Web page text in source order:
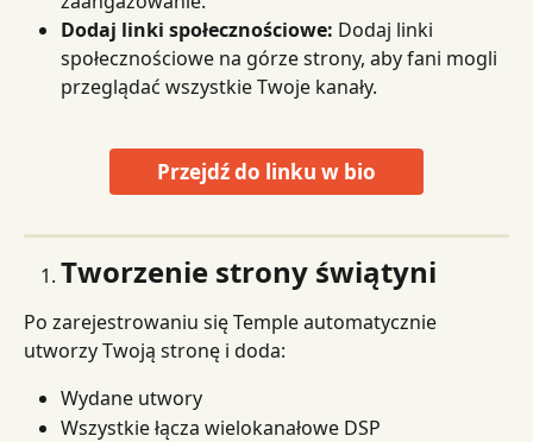
Dodaj linki społecznościowe: Dodaj linki
społecznościowe na górze strony, aby fani mogli
przeglądać wszystkie Twoje kanały.
Przejdź do linku w bio
Tworzenie strony świątyni
Po zarejestrowaniu się Temple automatycznie
utworzy Twoją stronę i doda:
Wydane utwory
Wszystkie łącza wielokanałowe DSP